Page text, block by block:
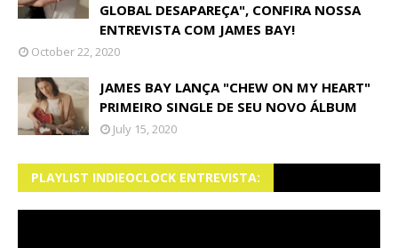
GLOBAL DESAPAREÇA", CONFIRA NOSSA
ENTREVISTA COM JAMES BAY!
October 22, 2020
JAMES BAY LANÇA "CHEW ON MY HEART"
PRIMEIRO SINGLE DE SEU NOVO ÁLBUM
July 15, 2020
PLAYLIST INDIEOCLOCK ENTREVISTA: